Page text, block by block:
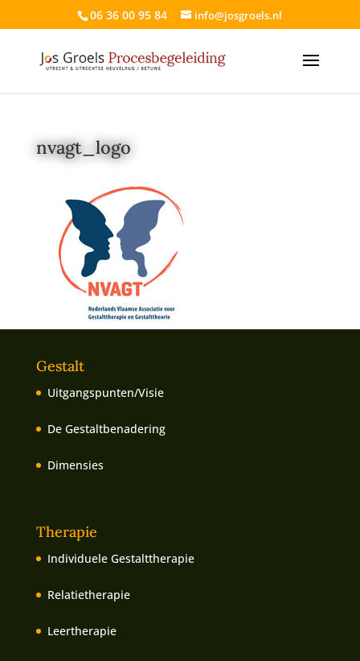
06 36 00 95 84 info@josgroels.nl
nvagt_logo
Gestalt
Uitgangspunten/Visie
De Gestaltbenadering
Dimensies
Therapie
Individuele Gestalttherapie
Relatietherapie
Leertherapie